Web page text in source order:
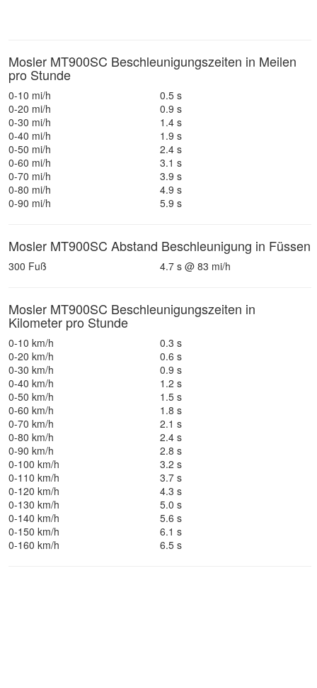
Mosler MT900SC Beschleunigungszeiten in Meilen
pro Stunde
0-10 mi/h
0.5 s
0-20 mi/h
0.9 s
0-30 mi/h
1.4 s
0-40 mi/h
1.9 s
0-50 mi/h
2.4 s
0-60 mi/h
3.1 s
0-70 mi/h
3.9 s
0-80 mi/h
4.9 s
0-90 mi/h
5.9 s
Mosler MT900SC Abstand Beschleunigung in Füssen
300 Fuß 4.7 s @ 83 mi/h
Mosler MT900SC Beschleunigungszeiten in
Kilometer pro Stunde
0-10 km/h
0.3 s
0-20 km/h
0.6 s
0-30 km/h
0.9 s
0-40 km/h
1.2 s
0-50 km/h
1.5 s
0-60 km/h
1.8 s
0-70 km/h
2.1 s
0-80 km/h
2.4 s
0-90 km/h
2.8 s
0-100 km/h
3.2 s
0-110 km/h
3.7 s
0-120 km/h
4.3 s
0-130 km/h
5.0 s
0-140 km/h
5.6 s
0-150 km/h
6.1 s
0-160 km/h
6.5 s